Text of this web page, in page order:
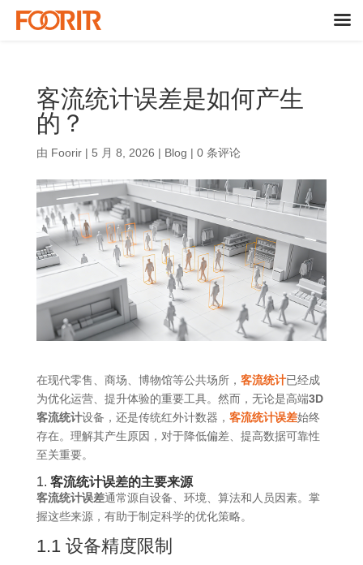
客流统计误差是如何产生
的？
由 Foorir| 5 月 8, 2026 | Blog | 0 条评论
在现代零售、商场、博物馆等公共场所， 客流统计已经成
为优化运营、提升体验的重要工具。然而，无论是高端3D
客流统计设备，还是传统红外计数器， 客流统计误差始终
存在。理解其产生原因，对于降低偏差、提高数据可靠性
至关重要。
1. 客流统计误差的主要来源
客流统计误差通常源自设备、环境、算法和人员因素。掌
握这些来源，有助于制定科学的优化策略。
1.1 设备精度限制